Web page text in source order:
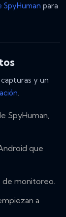
SpyHuman para
y un
.
SpyHuman,
que
de monitoreo.
a